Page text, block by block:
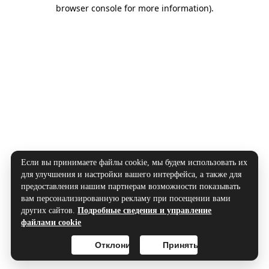
browser console for more information).
Если вы принимаете файлы cookie, мы будем использовать их
для улучшения и настройки вашего интерфейса, а также для
предоставления нашим партнерам возможности показывать
вам персонализированную рекламу при посещении вами
других сайтов.Подробные сведения и управление
файлами cookie
Принять
Отклонить